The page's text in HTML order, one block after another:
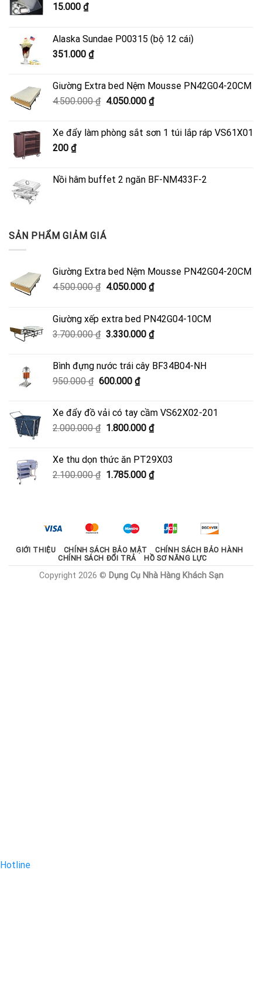
15.000 ₫
Alaska Sundae P00315 (bộ 12 cái)
351.000 ₫
Giường Extra bed Nệm Mousse PN42G04-20CM
4.500.000₫ Giá
4.500.000 ₫.
4.050.000 ₫Giá
là:
Xe đẩy làm phòng sắt sơn 1 túi lắp ráp VS61X01
200 ₫
Nồi hâm buffet 2 ngăn BF-NM433F-2
SẢN PHẨM GIẢM GIÁ
Giường Extra bed Nệm Mousse PN42G04-20CM
4.500.000₫ Giá
4.500.000 ₫.
4.050.000 ₫Giá
là:
4.050.000 ₫.
Giường xếp extra bed PN42G04-10CM
3.700.000₫ Giá
3.700.000 ₫.
3.330.000 ₫Giá
là:
Bình đựng nước trái cây BF34B04-NH
950.000₫ Giá
950.000 ₫.
600.000 ₫Giá
là:
600.000 ₫.
Xe đẩy đồ vải có tay cầm VS62X02-201
2.000.000₫ Giá
2.000.000 ₫.
1.800.000 ₫Giá
là:
1.800.000 ₫.
Xe thu dọn thức ăn PT29X03
2.100.000₫ Giá
1.785.000 ₫Giá
1.785.000 ₫.
GIỚI THIỆU CHÍNH SÁCH BẢO MẬT
CHÍNH SÁCH BẢO HÀNH
CHÍNH SÁCH ĐỔI TRẢ
HỒ SƠ NĂNG LỰC
Copyright 2026 © Dụng Cụ Nhà Hàng Khách Sạn
Hotline